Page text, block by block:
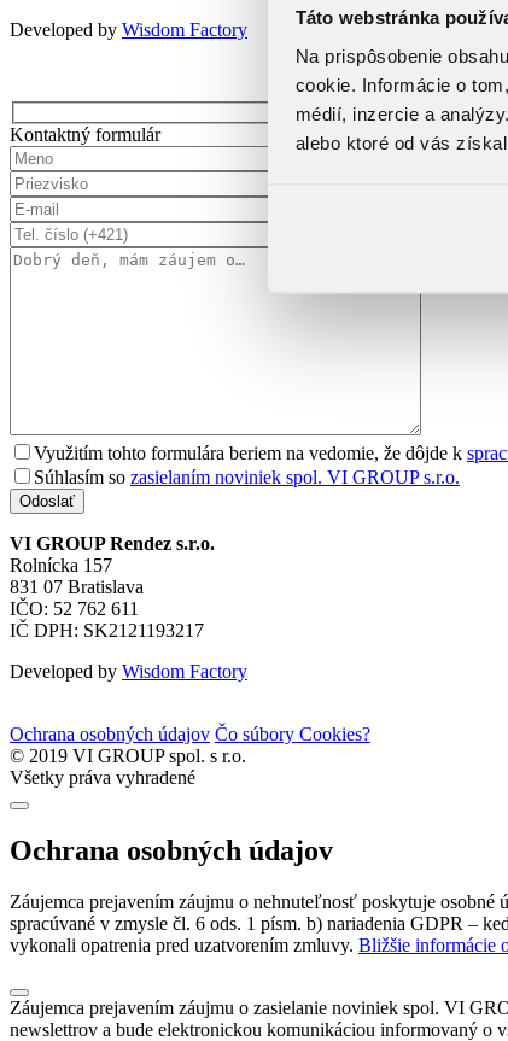
Táto webstránka
Na prispôsobenie
cookie. Informácie o
médií, inzercie a
alebo ktoré od vás
Developed by Wisdom Factory
Kontaktný formulár
Využitím tohto formulára beriem na vedomie, že dôjde k
Súhlasím so zasielaním noviniek spol. VI GROUP s.r.o.
Odoslať
VI GROUP Rendez s.r.o.
Rolnícka 157
831 07 Bratislava
IČO: 52 762 611
IČ DPH: SK2121193217
Developed by Wisdom Factory
Ochrana osobných údajov Čo súbory Cookies?
© 2019 VI GROUP spol. s r.o.
Všetky práva vyhradené
Ochrana osobných údajov
Záujemca prejavením záujmu o nehnuteľnosť poskytuje
spracúvané v zmysle čl. 6 ods. 1 písm. b) nariadenia GDPR –
vykonali opatrenia pred uzatvorením zmluvy. Bližšie informácie
Záujemca prejavením záujmu o zasielanie noviniek spol. VI
newslettrov a bude elektronickou komunikáciou informovaný o